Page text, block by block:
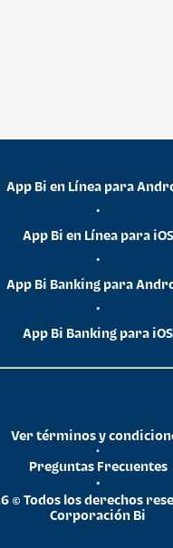
App Bi en Línea para
•
App Bi en Línea para iOS
•
App Bi Banking para
•
App Bi Banking para iOS
© Todos los derechos
Corporación Bi
•
Preguntas Frecuentes
•
Ver términos y